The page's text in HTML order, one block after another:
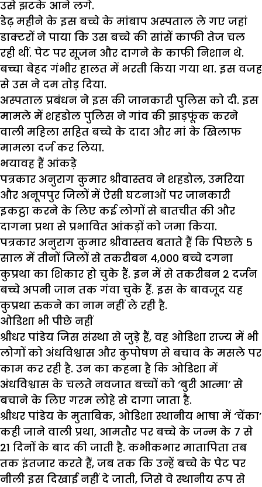
उसे झटके आने लगे.
डेढ़ महीने के इस बच्चे के मांबाप अस्पताल ले गए जहां
डाक्टरों ने पाया कि उस बच्चे की सांसें काफी तेज चल
रही थीं. पेट पर सूजन और दागने के काफी निशान थे.
बच्चा बेहद गंभीर हालत में भरती किया गया था. इस वजह
से उस ने दम तोड़ दिया.
अस्पताल प्रबंधन ने इस की जानकारी पुलिस को दी. इस
मामले में शहडोल पुलिस ने गांव की झाड़फूंक करने
वाली महिला सहित बच्चे के दादा और मां के खिलाफ
मामला दर्ज कर लिया.
भयावह हैं आंकड़े
पत्रकार अनुराग कुमार श्रीवास्तव ने शहडोल, उमरिया
और अनूपपुर जिलों में ऐसी घटनाओं पर जानकारी
इकट्ठा करने के लिए कई लोगों से बातचीत की और
दागना प्रथा से प्रभावित आंकड़ों को जमा किया.
पत्रकार अनुराग कुमार श्रीवास्तव बताते हैं कि पिछले 5
साल में तीनों जिलों से तकरीबन 4,000 बच्चे दगना
कुप्रथा का शिकार हो चुके हैं. इन में से तकरीबन 2 दर्जन
बच्चे अपनी जान तक गंवा चुके हैं. इस के बावजूद यह
कुप्रथा रुकने का नाम नहीं ले रही है.
ओडिशा भी पीछे नहीं
श्रीधर पांडेय जिस संस्था से जुड़े हैं, वह ओडिशा राज्य में भी
लोगों को अंधविश्वास और कुपोषण से बचाव के मसले पर
काम कर रही है. उन का कहना है कि ओडिशा में
अंधविश्वास के चलते नवजात बच्चों को ‘बुरी आत्मा’ से
बचाने के लिए गरम लोहे से दागा जाता है.
श्रीधर पांडेय के मुताबिक, ओडिशा स्थानीय भाषा में ‘चेंका’
कही जाने वाली प्रथा, आमतौर पर बच्चे के जन्म के 7 से
21 दिनों के बाद की जाती है. कभीकभार मातापिता तब
तक इंतजार करते हैं, जब तक कि उन्हें बच्चे के पेट पर
नीली इस दिखाई नहीं दे जाती, जिसे वे स्थानीय रूप से